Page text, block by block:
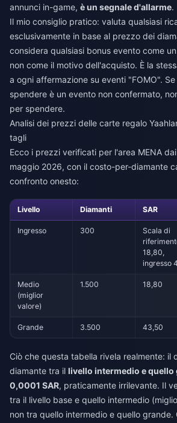
annunci in-game, è un segnale d'allarme.
Il mio consiglio pratico: valuta qualsiasi
esclusivamente in base al prezzo dei
considera qualsiasi bonus evento come
non come il motivo dell'acquisto. È la
a ogni affermazione su eventi "FOMO".
spendere è un evento non confermato,
per spendere.
Analisi dei prezzi delle carte regalo
tagli
Ecco i prezzi verificati per l'area MENA
maggio 2026, con il costo-per-diamante
confronto onesto:
Livello Diamanti SAR
Ingresso 300
Scala di
18,80,
ingresso
Medio
(miglior
valore)
1.500 18,80
Grande 3.500 43,50
Ciò che questa tabella rivela realmente: il
diamante tra il livello intermedio e quello
0,0001 SAR, praticamente irrilevante. Il
tra il livello base e quello intermedio
non tra quello intermedio e quello